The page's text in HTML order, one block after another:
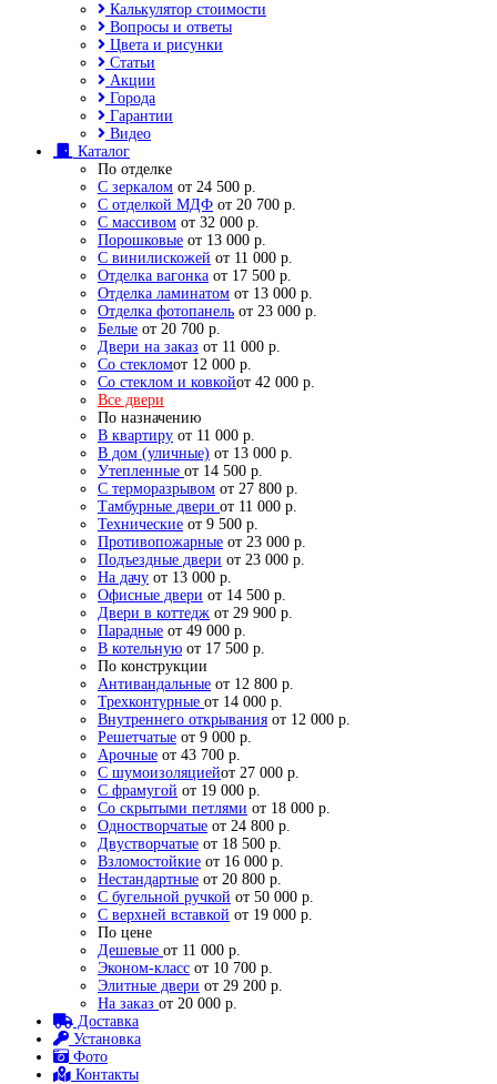
Калькулятор стоимости
Вопросы и ответы
Цвета и рисунки
Статьи
Акции
Города
Гарантии
Видео
Каталог
По отделке
С зеркалом от 24 500 р.
С отделкой МДФ от 20 700 р.
С массивом от 32 000 р.
Порошковые от 13 000 р.
С винилискожей от 11 000 р.
Отделка вагонка от 17 500 р.
Отделка ламинатом от 13 000 р.
Отделка фотопанель от 23 000 р.
Белые от 20 700 р.
Двери на заказ от 11 000 р.
Со стекломот 12 000 р.
Со стеклом и ковкойот 42 000 р.
Все двери
По назначению
В квартиру от 11 000 р.
В дом (уличные) от 13 000 р.
Утепленные от 14 500 р.
С терморазрывом от 27 800 р.
Тамбурные двери от 11 000 р.
Технические от 9 500 р.
Противопожарные от 23 000 р.
Подъездные двери от 23 000 р.
На дачу от 13 000 р.
Офисные двери от 14 500 р.
Двери в коттедж от 29 900 р.
Парадные от 49 000 р.
В котельную от 17 500 р.
По конструкции
Антивандальные от 12 800 р.
Трехконтурные от 14 000 р.
Внутреннего открывания от 12 000 р.
Решетчатые от 9 000 р.
Арочные от 43 700 р.
С шумоизоляциейот 27 000 р.
С фрамугой от 19 000 р.
Со скрытыми петлями от 18 000 р.
Одностворчатые от 24 800 р.
Двустворчатые от 18 500 р.
Взломостойкие от 16 000 р.
Нестандартные от 20 800 р.
С бугельной ручкой от 50 000 р.
С верхней вставкой от 19 000 р.
По цене
Дешевые от 11 000 р.
Эконом-класс от 10 700 р.
Элитные двери от 29 200 р.
На заказ от 20 000 р.
Доставка
Установка
Фото
Контакты